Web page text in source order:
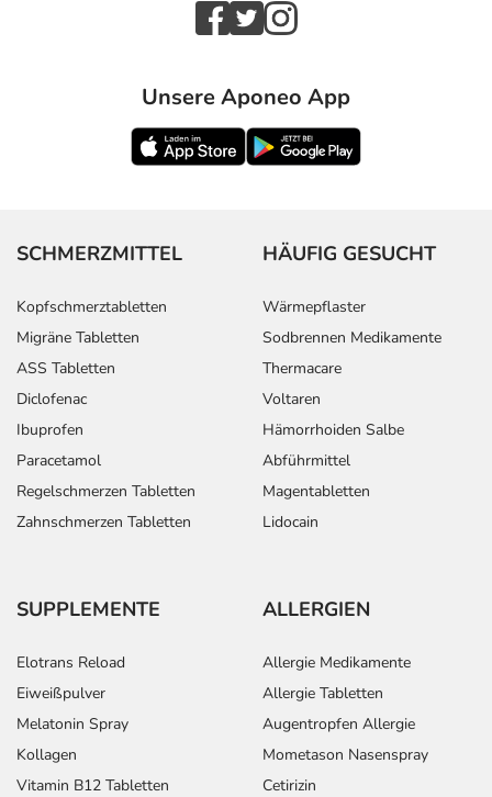
Unsere Aponeo App
SCHMERZMITTEL
Kopfschmerztabletten
Migräne Tabletten
ASS Tabletten
Diclofenac
Ibuprofen
Paracetamol
Regelschmerzen Tabletten
Zahnschmerzen Tabletten
HÄUFIG GESUCHT
Wärmepflaster
Sodbrennen Medikamente
Thermacare
Voltaren
Hämorrhoiden Salbe
Abführmittel
Magentabletten
Lidocain
SUPPLEMENTE
Elotrans Reload
Eiweißpulver
Melatonin Spray
Kollagen
Vitamin B12 Tabletten
ALLERGIEN
Allergie Medikamente
Allergie Tabletten
Augentropfen Allergie
Mometason Nasenspray
Cetirizin